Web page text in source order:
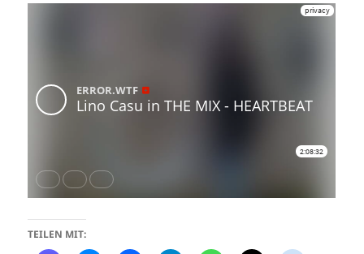
TEILEN MIT: